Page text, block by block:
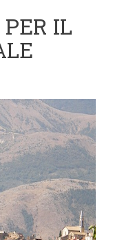
IL